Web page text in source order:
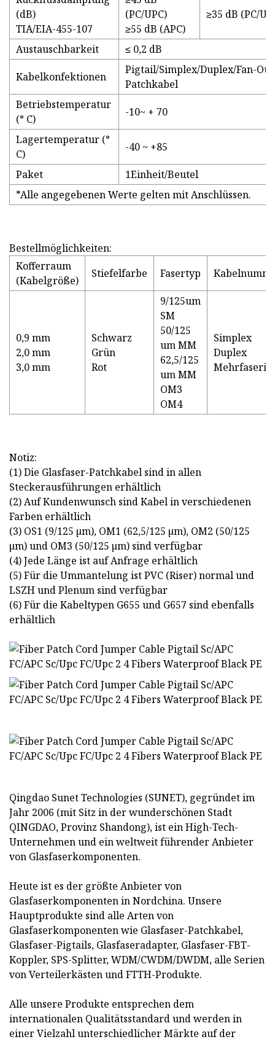
(dB)
TIA/EIA-455-107
(PC/UPC)
≥55 dB (APC)
≥35 dB (PC/
Austauschbarkeit ≤ 0,2 dB
Kabelkonfektionen
Pigtail/Simplex/Duplex/Fan-
Patchkabel
Betriebstemperatur
(° C)
-10~ + 70
Lagertemperatur (°
C)
-40 ~ +85
Paket
1Einheit/Beutel
*Alle angegebenen Werte gelten mit Anschlüssen.
Bestellmöglichkeiten:
Kofferraum
(Kabelgröße)
Stiefelfarbe Fasertyp
0,9 mm
2,0 mm
3,0 mm
Schwarz
Grün
Rot
9/125um
SM
50/125
um MM
62,5/125
um MM
OM3
OM4
Simplex
Duplex
Mehrfaserig
Notiz:
(1) Die Glasfaser-Patchkabel sind in allen
Steckerausführungen erhältlich
(2) Auf Kundenwunsch sind Kabel in verschiedenen
Farben erhältlich
(3) OS1 (9/125 µm), OM1 (62,5/125 µm), OM2 (50/125
µm) und OM3 (50/125 µm) sind verfügbar
(4) Jede Länge ist auf Anfrage erhältlich
(5) Für die Ummantelung ist PVC (Riser) normal und
LSZH und Plenum sind verfügbar
(6) Für die Kabeltypen G655 und G657 sind ebenfalls
erhältlich
Qingdao Sunet Technologies (SUNET), gegründet im
Jahr 2006 (mit Sitz in der wunderschönen Stadt
QINGDAO, Provinz Shandong), ist ein High-Tech-
Unternehmen und ein weltweit führender Anbieter
von Glasfaserkomponenten.
Heute ist es der größte Anbieter von
Glasfaserkomponenten in Nordchina. Unsere
Hauptprodukte sind alle Arten von
Glasfaserkomponenten wie Glasfaser-Patchkabel,
Glasfaser-Pigtails, Glasfaseradapter, Glasfaser-FBT-
Koppler, SPS-Splitter, WDM/CWDM/DWDM, alle Serien
von Verteilerkästen und FTTH-Produkte.
Alle unsere Produkte entsprechen dem
internationalen Qualitätsstandard und werden in
einer Vielzahl unterschiedlicher Märkte auf der